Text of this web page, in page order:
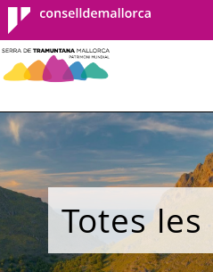
Consell de
Mallorca
Totes